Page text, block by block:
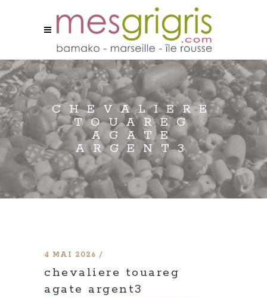
CHEVALIERE
TOUAREG
AGATE
ARGENT3
4 MAI 2026
chevaliere touareg
agate argent3